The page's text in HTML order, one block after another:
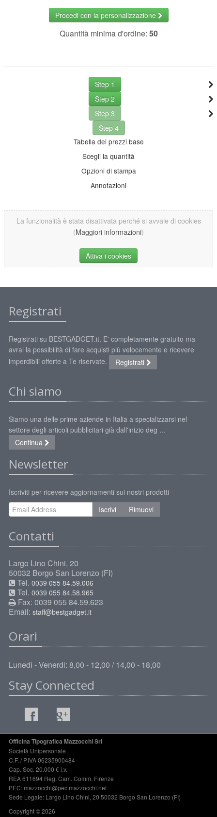
Procedi con la personalizzazione
Quantità minima d'ordine: 50
Step 1
Step 2
Step 3
Step 4
Tabella dei prezzi base
Scegli la quantità
Opzioni di stampa
Annotazioni
La funzionalità è stata disattivata perché si avvale di cookies
(Maggiori informazioni)
Attiva i cookies
Registrati
Registrati su BESTGADGET.it. E' completamente gratuito ma
avrai la possibilità di fare acquisti più velocemente e ricevere
imperdibili offerte a Te riservate.
Registrati
Chi siamo
Siamo una delle prime aziende in Italia a specializzarsi nel
settore degli articoli pubblicitari già dall'inizio deg ...
Continua
Newsletter
Iscriviti per ricevere aggiornamenti sui nostri prodotti
Iscrivi
Rimuovi
Contatti
Largo Lino Chini, 20
50032 Borgo San Lorenzo (FI)
Tel. 0039 055 84.59.006
Tel. 0039 055 84.58.965
Fax: 0039 055 84.59.623
Email: staff@bestgadget.it
Orari
Lunedì - Venerdi: 8,00 - 12,00 / 14,00 - 18,00
Stay Connected
Officina Tipografica Mazzocchi Srl
Società Unipersonale
C.F. / P.IVA 06235900484
Cap. Soc. 20.000 € i.v.
REA 611694 Reg. Cam. Comm. Firenze
PEC: mazzocchi@pec.mazzocchi.net
Sede Legale: Largo Lino Chini, 20 50032 Borgo San Lorenzo (FI)
Copyright © 2026